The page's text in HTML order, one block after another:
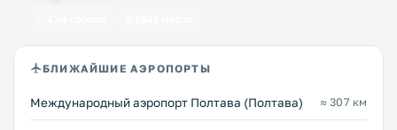
БЛИЖАЙШИЕ АЭРОПОРТЫ
Международный аэропорт Полтава (Полтава) ≈ 307 км